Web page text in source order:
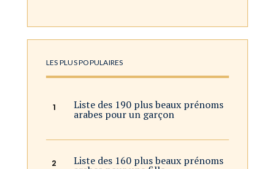
LES PLUS POPULAIRES
Liste des 190 plus beaux prénoms
arabes pour un garçon
Liste des 160 plus beaux prénoms